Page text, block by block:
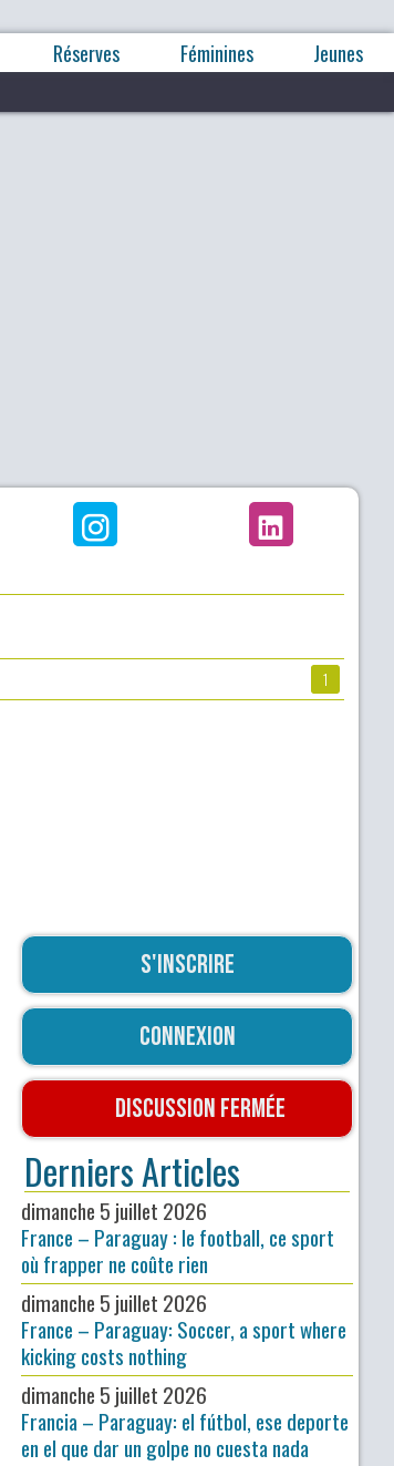
Réserves Féminines Jeunes
1
S'inscrire
Connexion
Discussion fermée
Derniers Articles
dimanche 5 juillet 2026
France – Paraguay : le football, ce sport
où frapper ne coûte rien
dimanche 5 juillet 2026
France – Paraguay: Soccer, a sport where
kicking costs nothing
dimanche 5 juillet 2026
Francia – Paraguay: el fútbol, ese deporte
en el que dar un golpe no cuesta nada